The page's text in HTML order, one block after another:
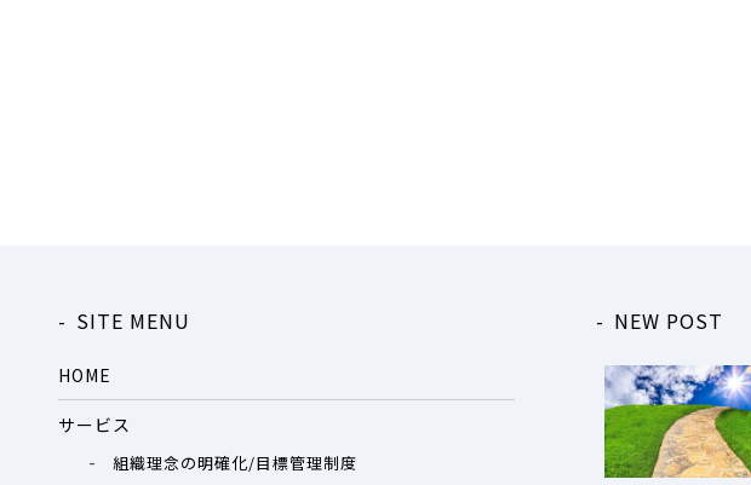
SITE MENU
HOME
サービス
組織理念の明確化/目標管理制度
NEW POST